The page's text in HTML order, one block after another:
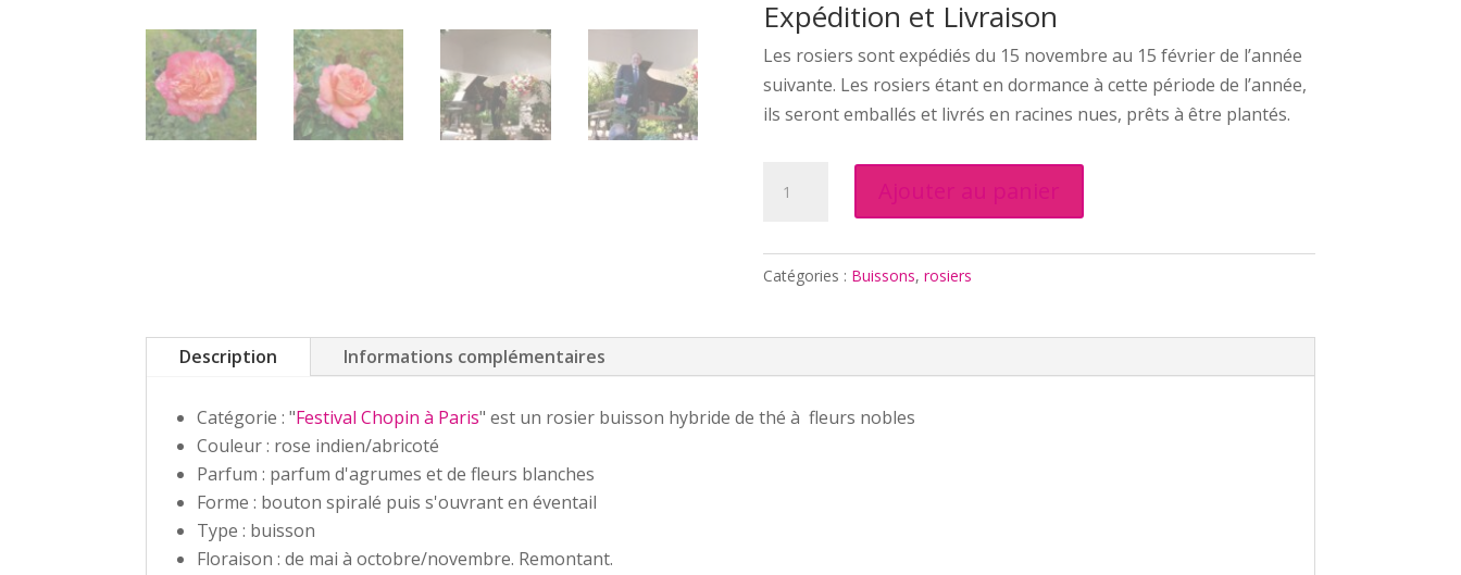
Expédition et Livraison
Les rosiers sont expédiés du 15 novembre au 15 février de l’année
suivante. Les rosiers étant en dormance à cette période de l’année,
ils seront emballés et livrés en racines nues, prêts à être plantés.
CHOPIN
Catégories : Buissons, rosiers
Description Informations complémentaires
Catégorie : "Festival Chopin à Paris" est un rosier buisson hybride de thé à fleurs nobles
Couleur : rose indien/abricoté
Parfum : parfum d'agrumes et de fleurs blanches
Forme : bouton spiralé puis s'ouvrant en éventail
Type : buisson
Floraison : de mai à octobre/novembre. Remontant.